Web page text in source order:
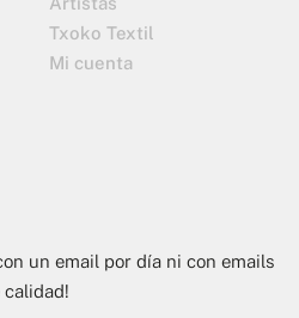
Txoko Textil
Mi cuenta
un email por día ni con emails
calidad!